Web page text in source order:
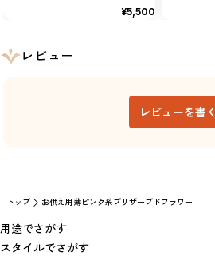
トップ お供え用薄ピンク系プリザーブドフラワー
¥5,500
レビュー
レビューを書く
用途でさがす
スタイルでさがす